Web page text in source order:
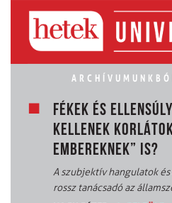
FÉKEK ÉS
KELLENEK
EMBEREKNEK” IS?
A szubjektív hangulatok
rossz tanácsadó az